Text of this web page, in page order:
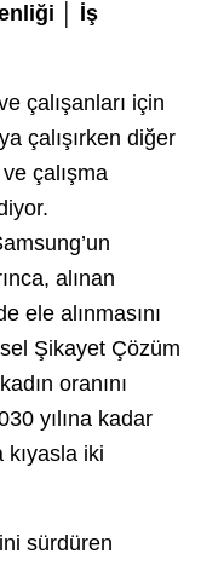
│ İş
çalışanları için
çalışırken diğer
çalışma
alınan
ele alınmasını
Şikayet Çözüm
oranını
yılına kadar
kıyasla iki
sürdüren